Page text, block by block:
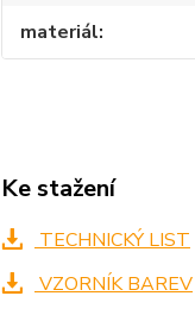
materiál
Ke stažení
TECHNICKÝ LIST
VZORNÍK BAREV